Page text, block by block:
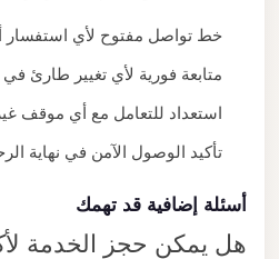
خط تواصل مفتوح لأي استفسار
متابعة فورية لأي تغيير طارئ في
استعداد للتعامل مع أي موقف غير
تأكيد الوصول الآمن في نهاية
أسئلة إضافية قد تهمك
هل يمكن حجز الخدمة